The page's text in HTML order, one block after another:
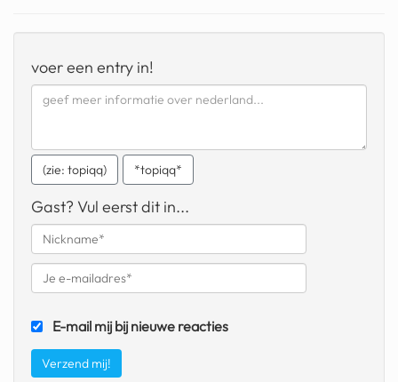
dunkin donuts
dpd
nord stream
rachael gunn
armand duplantis
duitsland
voer een entry in!
(zie: topiqq) *topiqq*
Gast? Vul eerst dit in...
E-mail mij bij nieuwe reacties